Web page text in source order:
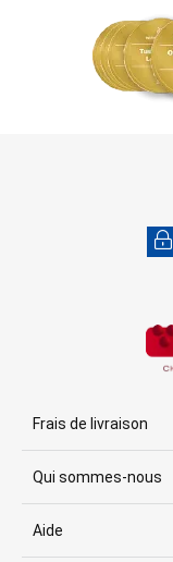
Frais de livraison
Qui sommes-nous
Aide